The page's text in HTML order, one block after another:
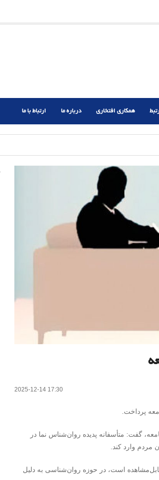
همکاری افتخاری درباره ما ارتباط با ما
2025-12-14 17:30
پرداخت.
گفت: متأسفانه پدیده روان‌شناس نما در
وارد کند.
است، در حوزه روان‌شناسی به دلیل